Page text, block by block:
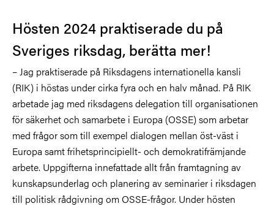
Hösten 2024 praktiserade du på
Sveriges riksdag, berätta mer!
– Jag praktiserade på Riksdagens internationella kansli
(RIK) i höstas under cirka fyra och en halv månad. På RIK
arbetade jag med riksdagens delegation till organisationen
för säkerhet och samarbete i Europa (OSSE) som arbetar
med frågor som till exempel dialogen mellan öst-väst i
Europa samt frihetsprincipiellt- och demokratifrämjande
arbete. Uppgifterna innefattade allt från framtagning av
kunskapsunderlag och planering av seminarier i riksdagen
till politisk rådgivning om OSSE-frågor. Under hösten